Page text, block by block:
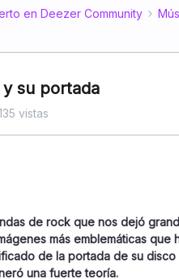
en Deezer Community
su portada
vistas
de rock que nos dejó
más emblemáticas que
de la portada de su disco
una fuerte teoría.